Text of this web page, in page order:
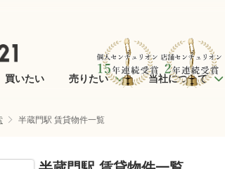
買いたい 売りたい 当社について
半蔵門駅 賃貸物件一覧